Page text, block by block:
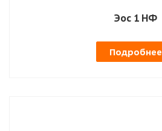
Эос 1 НФ
Подробнее